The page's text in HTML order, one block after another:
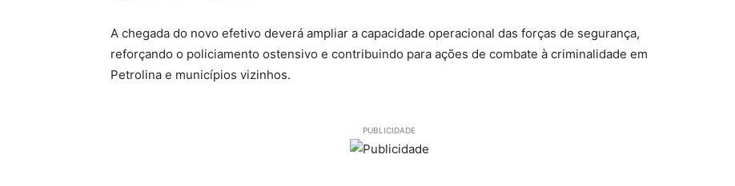
A chegada do novo efetivo deverá ampliar a capacidade operacional das forças de segurança,
reforçando o policiamento ostensivo e contribuindo para ações de combate à criminalidade em
Petrolina e municípios vizinhos.
PUBLICIDADE